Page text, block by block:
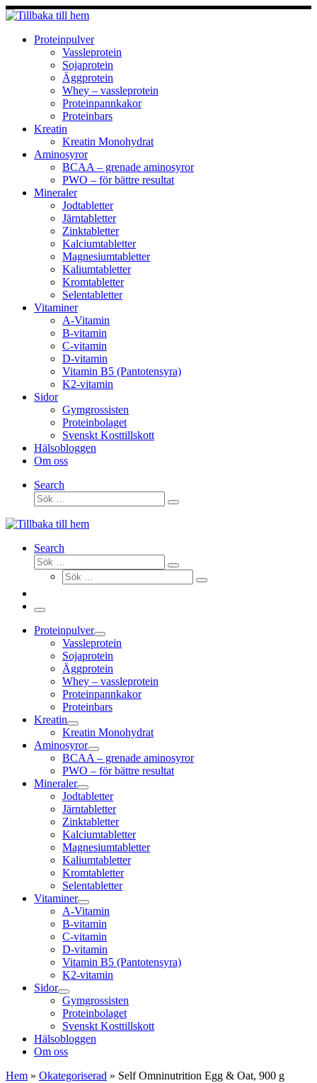
Hoppa
till
innehållProteinpulver
Vassleprotein
Sojaprotein
Äggprotein
Whey – vassleprotein
Proteinpannkakor
Proteinbars
Kreatin
Kreatin Monohydrat
Aminosyror
BCAA – grenade aminosyror
PWO – för bättre resultat
Mineraler
Jodtabletter
Järntabletter
Zinktabletter
Kalciumtabletter
Magnesiumtabletter
Kaliumtabletter
Kromtabletter
Selentabletter
Vitaminer
A-Vitamin
B-vitamin
C-vitamin
D-vitamin
Vitamin B5 (Pantotensyra)
K2-vitamin
Sidor
Gymgrossisten
Proteinbolaget
Svenskt Kosttillskott
Hälsobloggen
Om oss
Search
Sök
Sök
Search
Sök
Sök
Sök
Sök
Meny
Proteinpulver
Vassleprotein
Sojaprotein
Äggprotein
Whey – vassleprotein
Proteinpannkakor
Proteinbars
Kreatin
Kreatin Monohydrat
Aminosyror
BCAA – grenade aminosyror
PWO – för bättre resultat
Mineraler
Jodtabletter
Järntabletter
Zinktabletter
Kalciumtabletter
Magnesiumtabletter
Kaliumtabletter
Kromtabletter
Selentabletter
Vitaminer
A-Vitamin
B-vitamin
C-vitamin
D-vitamin
Vitamin B5 (Pantotensyra)
K2-vitamin
Sidor
Gymgrossisten
Proteinbolaget
Svenskt Kosttillskott
Hälsobloggen
Om oss
Hem » Okategoriserad » Self Omninutrition Egg & Oat, 900 g